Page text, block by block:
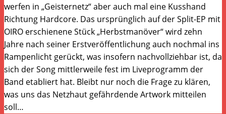
werfen in „Geisternetz“ aber auch mal eine Kusshand
Richtung Hardcore. Das ursprünglich auf der Split-EP mit
OIRO erschienene Stück „Herbstmanöver“ wird zehn
Jahre nach seiner Erstveröffentlichung auch nochmal ins
Rampenlicht gerückt, was insofern nachvollziehbar ist, da
sich der Song mittlerweile fest im Liveprogramm der
Band etabliert hat. Bleibt nur noch die Frage zu klären,
was uns das Netzhaut gefährdende Artwork mitteilen
soll…